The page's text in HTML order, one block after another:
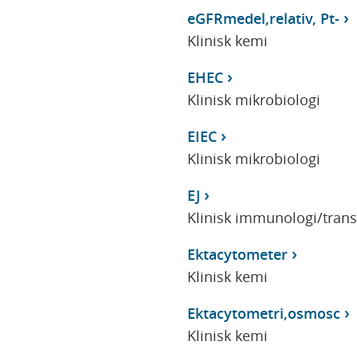
eGFRmedel,relativ, Pt-
Klinisk kemi
EHEC
Klinisk mikrobiologi
EIEC
Klinisk mikrobiologi
EJ
Klinisk immunologi/
Ektacytometer
Klinisk kemi
Ektacytometri,osmosc
Klinisk kemi